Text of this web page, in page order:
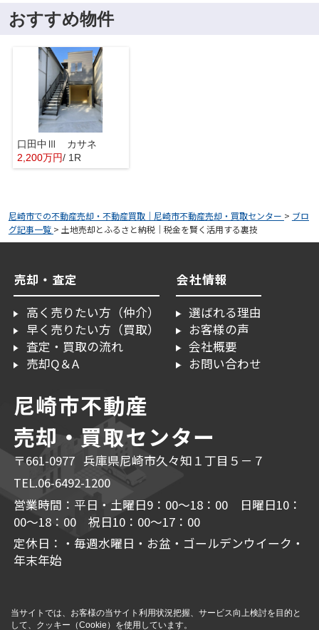
おすすめ物件
口田中Ⅲ カサネ
2,200万円/ 1R
尼崎市での不動産売却・不動産買取｜尼崎市不動産売却・買取センター > ブロ
グ記事一覧 > 土地売却とふるさと納税｜税金を賢く活用する裏技
売却・査定
高く売りたい方（仲介）
早く売りたい方（買取）
査定・買取の流れ
売却Q＆A
会社情報
選ばれる理由
お客様の声
会社概要
お問い合わせ
尼崎市不動産
売却・買取センター
〒661-0977 兵庫県尼崎市久々知１丁目５－７
TEL.06-6492-1200
営業時間：平日・土曜日9：00～18：00 日曜日10：
00～18：00 祝日10：00～17：00
定休日：・毎週水曜日・お盆・ゴールデンウイーク・
年末年始
当サイトでは、お客様の当サイト利用状況把握、サービス向上検討を目的と
して、クッキー（Cookie）を使用しています。